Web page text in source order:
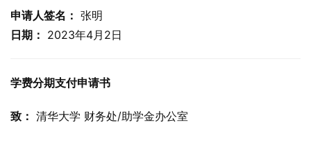
申请人签名： 张明
日期： 2023年4月2日
学费分期支付申请书
致： 清华大学 财务处/助学金办公室